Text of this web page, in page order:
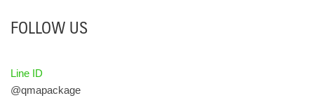
FOLLOW US
Line ID
@qmapackage